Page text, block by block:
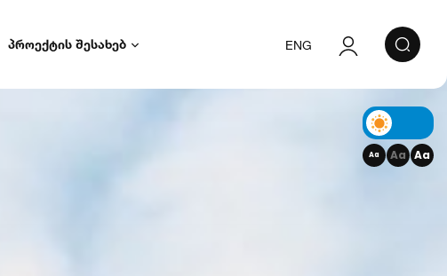
Aa Aa Aa
პროექტის შესახებ ENG
ავტორიზაცია